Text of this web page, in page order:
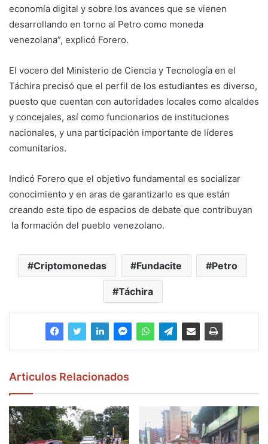
economía digital y sobre los avances que se vienen
desarrollando en torno al Petro como moneda
venezolana”, explicó Forero.
El vocero del Ministerio de Ciencia y Tecnología en el
Táchira precisó que el perfil de los estudiantes es diverso,
puesto que cuentan con autoridades locales como alcaldes
y concejales, así como funcionarios de instituciones
nacionales, y una participación importante de líderes
comunitarios.
Indicó Forero que el objetivo fundamental es socializar
conocimiento y en aras de garantizarlo es que están
creando este tipo de espacios de debate que contribuyan
la formación del pueblo venezolano.
Criptomonedas Fundacite Petro
Táchira
Articulos Relacionados